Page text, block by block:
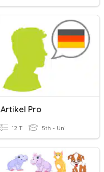
Artikel Pro
12 T 5th - Uni